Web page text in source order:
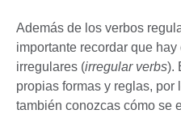
Además de los verbos
importante recordar que
irregulares (irregular verbs).
propias formas y reglas, por
también conozcas cómo se